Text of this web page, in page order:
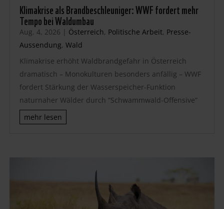
Klimakrise als Brandbeschleuniger: WWF fordert mehr
Tempo bei Waldumbau
Aug. 4, 2026 | Österreich, Politische Arbeit, Presse-
Aussendung, Wald
Klimakrise erhöht Waldbrandgefahr in Österreich
dramatisch – Monokulturen besonders anfällig – WWF
fordert Stärkung der Wasserspeicher-Funktion
naturnaher Wälder durch “Schwammwald-Offensive”
mehr lesen